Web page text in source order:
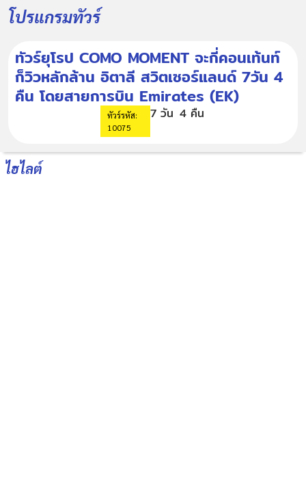
โปรแกรมทัวร์
ทัวร์ยุโรป COMO MOMENT จะกี่คอนเท้นท์
ก็วิวหลักล้าน อิตาลี สวิตเซอร์แลนด์ 7วัน 4
คืน โดยสายการบิน Emirates (EK)
ทัวร์รหัส:
10075
7 วัน 4 คืน
ไฮไลต์